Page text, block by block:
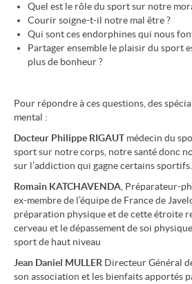
Quel est le rôle du sport sur notre
Courir soigne-t-il notre mal être ?
Qui sont ces endorphines qui nous
Partager ensemble le plaisir du sport
plus de bonheur ?
Pour répondre à ces questions, des
mental :
Docteur Philippe RIGAUTmédecin du
sport sur notre corps, notre santé donc
sur l’addiction qui gagne certains sportifs.
Romain KATCHAVENDA , Préparateur-
ex-membre de l’équipe de France de
préparation physique et de cette étroite
cerveau et le dépassement de soi
sport de haut niveau
Jean Daniel MULLER Directeur Général
son association et les bienfaits apportés